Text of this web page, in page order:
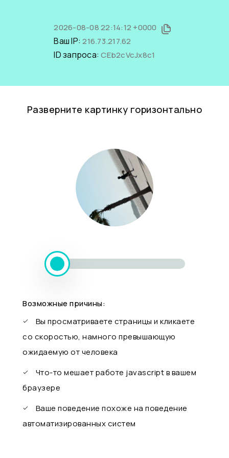
2026-08-08 22:14:12 +0000
Ваш IP:216.73.217.62
ID запроса:CEb2cVcJx8c1
Разверните картинку горизонтально
Возможные причины:
Вы просматриваете страницы и кликаете
со скоростью, намного превышающую
ожидаемую от человека
Что-то мешает работе javascript в вашем
браузере
Ваше поведение похоже на поведение
автоматизированных систем